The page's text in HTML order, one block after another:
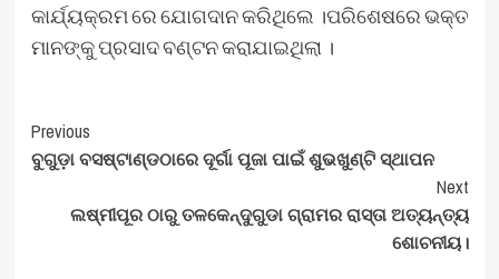
କାର୍ଯ୍ୟକ୍ରମ ରେ ଯୋଗଦାନ କରିଥିଲେ ।ପରିଶେଷରେ ଭକ୍ତ
ମାନଙ୍କୁ ପ୍ରସାଦ ବଣ୍ଟନ କରାଯାଇଥିଲା ।
Post
Navigation
Previous
ବୁଗୁଡ଼ା ବସଷ୍ଟାଣ୍ଡଠାରେ ଦୂର୍ଗା ପୂଜା ପାଇଁ ଶୁଭଖୁଣ୍ଟି ସ୍ଥାପନ
Next
ଲଷ୍ମୀପୂର ଠାରୁ ତଳକେନ୍ଦୁଗୁଡା ଗ୍ରାମର ରାସ୍ତା ଅତ୍ୟନ୍ତ୍ୟ
ଶୋଚନୀୟ।